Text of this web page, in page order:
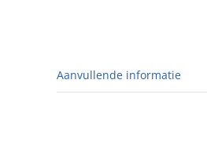
Aanvullende informatie